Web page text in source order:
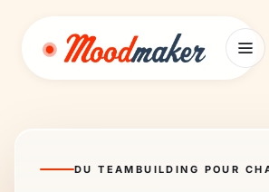
DU TEAMBUILDING POUR